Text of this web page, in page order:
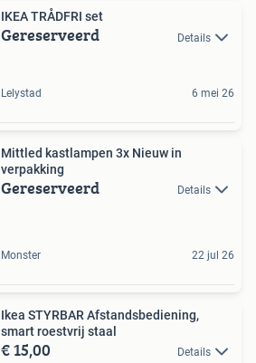
IKEA TRÅDFRI set
Gereserveerd Details
Lelystad 6 mei 26
Mittled kastlampen 3x Nieuw in
verpakking
Gereserveerd Details
Monster 22 jul 26
Ikea STYRBAR Afstandsbediening,
smart roestvrij staal
€ 15,00 Details